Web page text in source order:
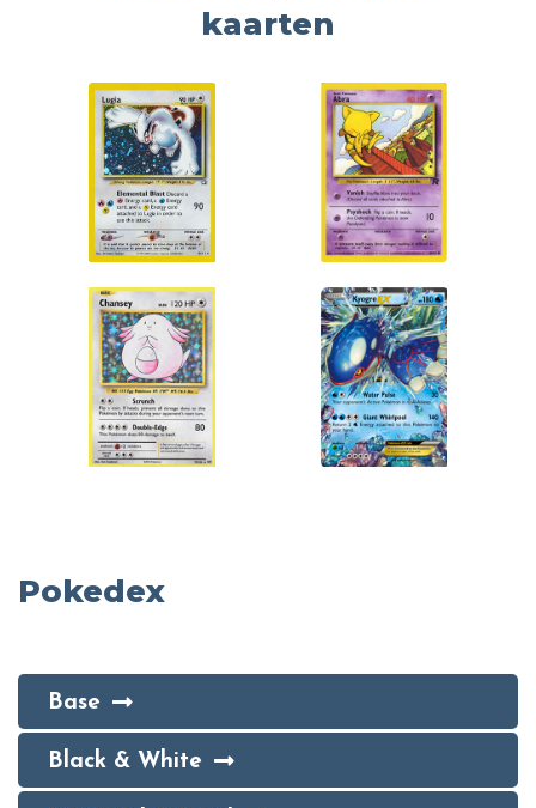
kaarten
Pokedex
Base
Black & White